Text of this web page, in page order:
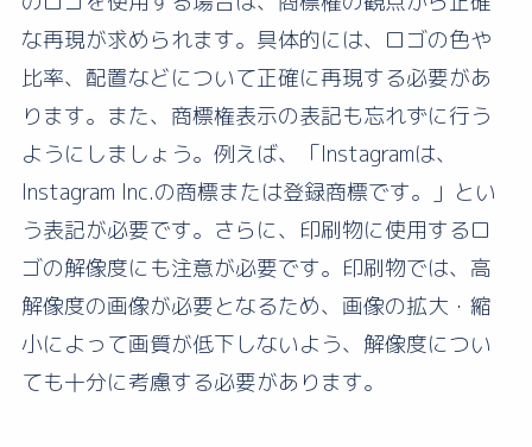
な再現が求められます。具体的には、ロゴの色や
比率、配置などについて正確に再現する必要があ
ります。また、商標権表示の表記も忘れずに行う
ようにしましょう。例えば、「Instagramは、
Instagram Inc.の商標または登録商標です。」とい
う表記が必要です。さらに、印刷物に使用するロ
ゴの解像度にも注意が必要です。印刷物では、高
解像度の画像が必要となるため、画像の拡大・縮
小によって画質が低下しないよう、解像度につい
ても十分に考慮する必要があります。